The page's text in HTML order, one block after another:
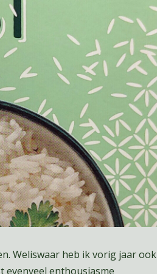
Weliswaar heb ik vorig jaar ook
evenveel enthousiasme